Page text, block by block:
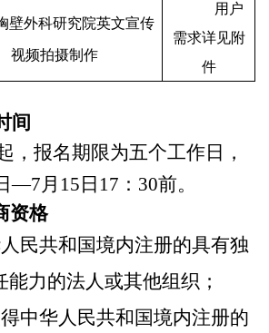
壁外科研究院英文宣传
视频拍摄制作
用户
需求详见附
件
间
，报名期限为五个工作日，
—7月 15 日 17：30前。
资格
民共和国境内注册的具有独
能力的法人或其他组织 ；
中华人民共和国境内注册的